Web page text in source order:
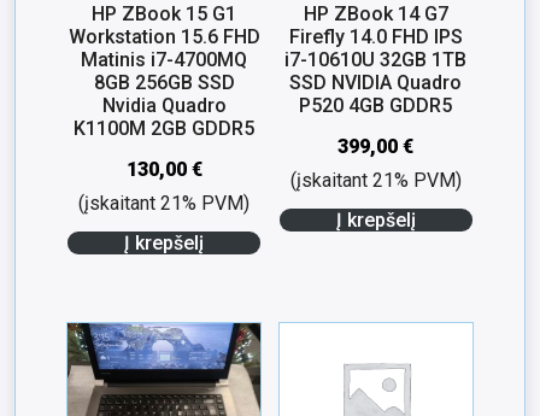
HP ZBook 15 G1
Workstation 15.6 FHD
Matinis i7-4700MQ
8GB 256GB SSD
Nvidia Quadro
K1100M 2GB GDDR5
130,00 €
(įskaitant 21% PVM)
Į krepšelį
HP ZBook 14 G7
Firefly 14.0 FHD IPS
i7-10610U 32GB 1TB
SSD NVIDIA Quadro
P520 4GB GDDR5
399,00€
(įskaitant 21% PVM)
Į krepšelį